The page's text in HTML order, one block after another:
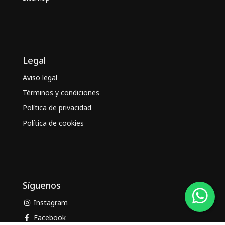
Legal
Aviso legal
Términos y condiciones
Política de privacidad
Política de cookies
Síguenos
Instagram
Facebook